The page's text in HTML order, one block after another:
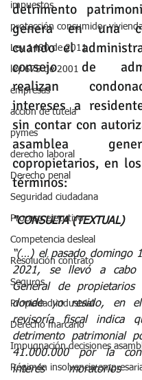
impuestos
protección consumidor
Ley 1480 de 2011
ley 675 de 2001
empresas
accion de tutela
pymes
derecho laboral
Derecho penal
Seguridad ciudadana
Proceso ejecutivo
Competencia desleal
Resolución contrato
Seguros
Propiedad industrial
Derecho marcario
Impugnación decisiones
Régimen insolvencia
detrimento
genera en una
cuando el
consejo de
realizan
intereses a
sin contar con
asamblea
copropietarios, en
términos:
"CONSULTA (TEXTUAL)
“(…) el pasado domingo
2021, se llevó a cabo
General de propietarios
donde yo resido, en
revisoría fiscal indica
detrimento patrimonial
41.000.000 por la
interés